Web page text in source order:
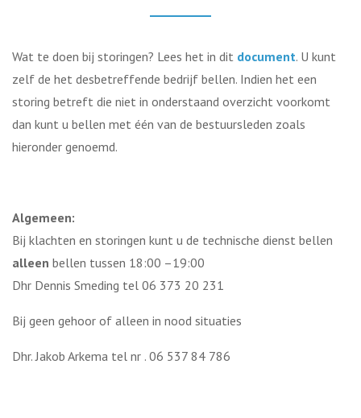
Wat te doen bij storingen? Lees het in dit document. U kunt
zelf de het desbetreffende bedrijf bellen. Indien het een
storing betreft die niet in onderstaand overzicht voorkomt
dan kunt u bellen met één van de bestuursleden zoals
hieronder genoemd.
Algemeen:
Bij klachten en storingen kunt u de technische dienst bellen
alleen bellen tussen 18:00 –19:00
Dhr Dennis Smeding tel 06 373 20 231
Bij geen gehoor of alleen in nood situaties
Dhr. Jakob Arkema tel nr . 06 537 84 786